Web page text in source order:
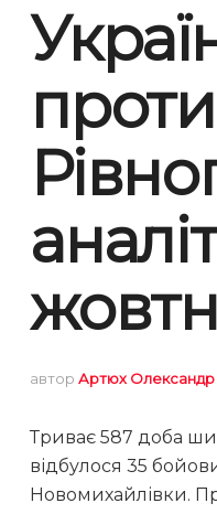
автор Артюх Олександр
Триває 587 доба
відбулося 35
Новомихайлівки.